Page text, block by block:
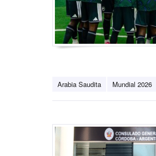
Arabia Saudita Mundial 2026